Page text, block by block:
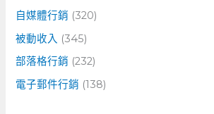
自媒體行銷 (320)
被動收入 (345)
部落格行銷 (232)
電子郵件行銷 (138)